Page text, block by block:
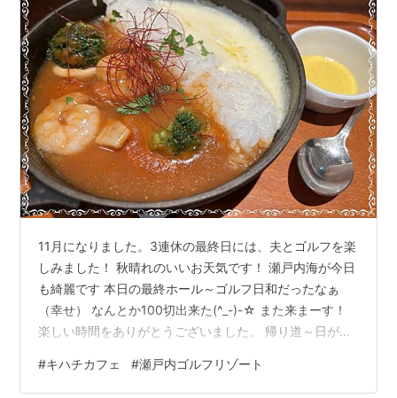
11月になりました。3連休の最終日には、夫とゴルフを楽
しみました！ 秋晴れのいいお天気です！ 瀬戸内海が今日
も綺麗です 本日の最終ホール～ゴルフ日和だったなぁ
（幸せ） なんとか100切出来た(^_-)-☆ また来まーす！
楽しい時間をありがとうございました。 帰り道～日が短
チ会(^^♪今月は、福屋八丁堀店内にある【キハチカフ
ェ】に行ってきました。人気なので席の予約ができず、
#キハチカフェ #瀬戸内ゴルフリゾート